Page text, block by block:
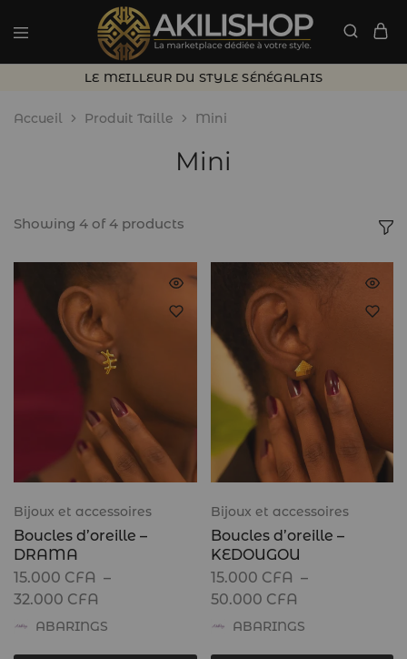
LE MEILLEUR DU STYLE SÉNÉGALAIS
Accueil Produit Taille Mini
Mini
Showing 4 of4 products
Bijoux et accessoires
Boucles d’oreille –
DRAMA
15.000 CFA –
32.000 CFA
ABARINGS
Bijoux et accessoires
Boucles d’oreille –
KEDOUGOU
15.000 CFA –
50.000 CFA
ABARINGS